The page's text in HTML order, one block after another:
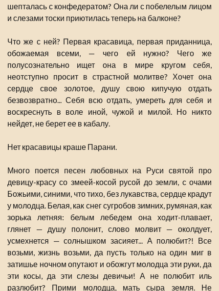
шепталась с конфедератом? Она ли с побелелым лицом
и слезами тоски приютилась теперь на балконе?
Что же с ней? Первая красавица, первая приданница,
обожаемая всеми, — чего ей нужно? Чего же
полусознательно ищет она в мире кругом себя,
неотступно просит в страстной молитве? Хочет она
сердце свое золотое, душу свою кипучую отдать
безвозвратно... Себя всю отдать, умереть для себя и
воскреснуть в воле иной, чужой и милой. Но никто
нейдет, не берет ее в кабалу.
Нет красавицы краше Парани.
Много поется песен любовных на Руси святой про
девицу-красу со змеей-косой русой до земли, с очами
Божьими, синими, что тихо, без лукавства, сердце крадут
у молодца. Белая, как снег сугробов зимних, румяная, как
зорька летняя: белым лебедем она ходит-плавает,
глянет — душу полонит, слово молвит — околдует,
усмехнется — солнышком засияет... А полюбит?! Все
возьми, жизнь возьми, да пусть только на один миг в
затишье ночном опутают и обожгут молодца эти руки, да
эти косы, да эти слезы девичьи! А не полюбит иль
разлюбит? Прими молодца, мать сыра земля. Не